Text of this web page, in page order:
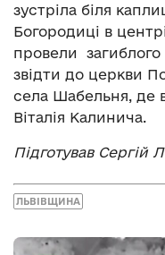
зустріла біля
Богородиці в
провели
звідти до церкви
села Шабельня, де
Віталія Калинича.
Підготував Сергій
ЛЬВІВЩИНА